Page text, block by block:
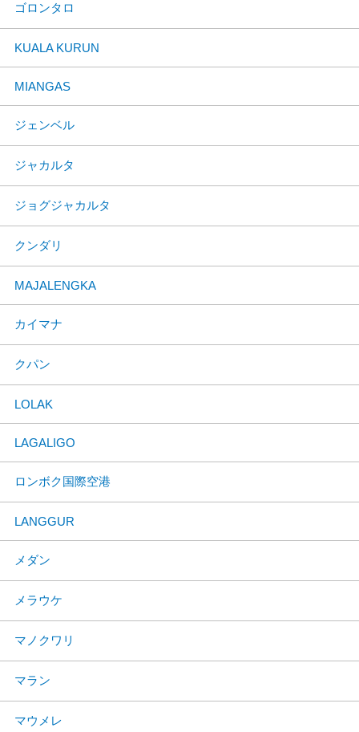
ゴロンタロ
KUALA KURUN
MIANGAS
ジェンベル
ジャカルタ
ジョグジャカルタ
クンダリ
MAJALENGKA
カイマナ
クパン
LOLAK
LAGALIGO
ロンボク国際空港
LANGGUR
メダン
メラウケ
マノクワリ
マラン
マウメレ